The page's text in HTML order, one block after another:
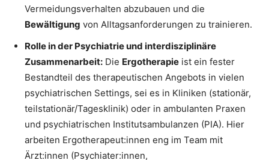
Vermeidungsverhalten abzubauen und die
Bewältigung von Alltagsanforderungen zu trainieren.
Rolle in der Psychiatrie und interdisziplinäre
Zusammenarbeit: Die Ergotherapie ist ein fester
Bestandteil des therapeutischen Angebots in vielen
psychiatrischen Settings, sei es in Kliniken (stationär,
teilstationär/Tagesklinik) oder in ambulanten Praxen
und psychiatrischen Institutsambulanzen (PIA). Hier
arbeiten Ergotherapeut:innen eng im Team mit
Ärzt:innen (Psychiater:innen,